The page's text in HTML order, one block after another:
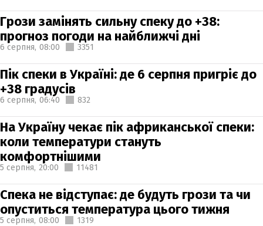
Грози замінять сильну спеку до +38:
прогноз погоди на найближчі дні
6 серпня, 08:00 3351
Пік спеки в Україні: де 6 серпня пригріє до
+38 градусів
6 серпня, 06:40 832
На Україну чекає пік африканської спеки:
коли температури стануть
комфортнішими
5 серпня, 20:00 11481
Спека не відступає: де будуть грози та чи
опуститься температура цього тижня
5 серпня, 08:00 1319